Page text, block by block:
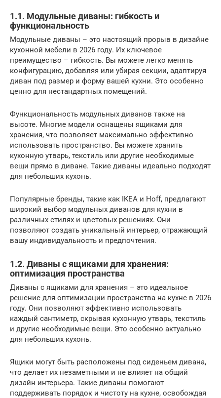
1.1. Модульные диваны: гибкость и
функциональность
Модульные диваны – это настоящий прорыв в дизайне
кухонной мебели в 2026 году. Их ключевое
преимущество – гибкость. Вы можете легко менять
конфигурацию, добавляя или убирая секции, адаптируя
диван под размер и форму вашей кухни. Это особенно
ценно для нестандартных помещений.
Функциональность модульных диванов также на
высоте. Многие модели оснащены ящиками для
хранения, что позволяет максимально эффективно
использовать пространство. Вы можете хранить
кухонную утварь, текстиль или другие необходимые
вещи прямо в диване. Такие диваны идеально подходят
для небольших кухонь.
Популярные бренды, такие как IKEA и Hoff, предлагают
широкий выбор модульных диванов для кухни в
различных стилях и цветовых решениях. Они
позволяют создать уникальный интерьер, отражающий
вашу индивидуальность и предпочтения.
1.2. Диваны с ящиками для хранения:
оптимизация пространства
Диваны с ящиками для хранения – это идеальное
решение для оптимизации пространства на кухне в 2026
году. Они позволяют эффективно использовать
каждый сантиметр, скрывая кухонную утварь, текстиль
и другие необходимые вещи. Это особенно актуально
для небольших кухонь.
Ящики могут быть расположены под сиденьем дивана,
что делает их незаметными и не влияет на общий
дизайн интерьера. Такие диваны помогают
поддерживать порядок и чистоту на кухне, освобождая